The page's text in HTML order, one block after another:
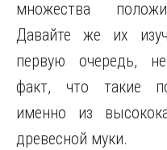
множества
Давайте же их
первую очередь,
факт, что такие
именно из
древесной муки.